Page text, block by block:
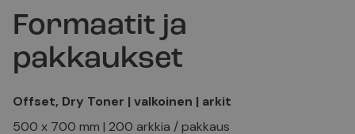
Formaatit ja
pakkaukset
Offset, Dry Toner | valkoinen | arkit
500 x 700 mm | 200 arkkia / pakkaus